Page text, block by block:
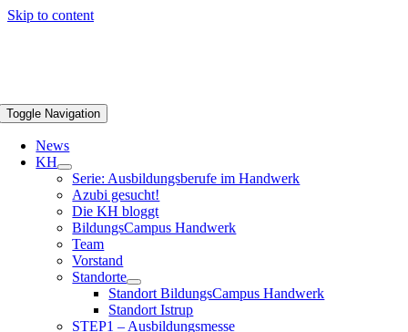
Skip to content
Toggle Navigation
News
KH
Serie: Ausbildungsberufe im Handwerk
Azubi gesucht!
Die KH bloggt
BildungsCampus Handwerk
Team
Vorstand
Standorte
Standort BildungsCampus Handwerk
Standort Istrup
STEP1 – Ausbildungsmesse